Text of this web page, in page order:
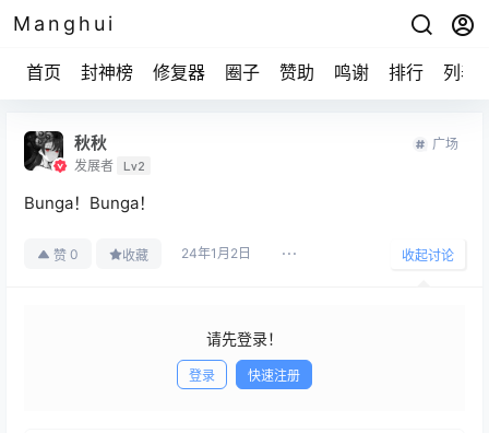
Manghui
首页 封神榜 修复器 圈子 赞助 鸣谢 排行 列表
秋秋
发展者 Lv2
广场
Bunga！Bunga！
赞 0 收藏 24年1月2日 收起讨论
请先登录！
登录 快速注册